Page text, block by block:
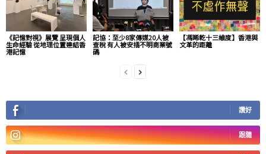
《記憶對視》展覽 呈現個人
生命經驗 從地理位置連結香
港記憶
記協：至少8家傳媒20人被
查稅 有人被安插不明商業號
碼
【馮睎乾十三維度】香港與
文革的距離
讚好
跟隨